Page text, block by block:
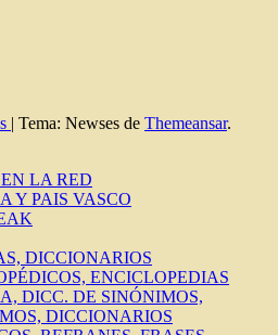
| Tema: Newses de Themeansar.
LA RED
Y PAIS VASCO
DICCIONARIOS
ENCICLOPEDIAS
DICC. DE SINÓNIMOS,
DICCIONARIOS